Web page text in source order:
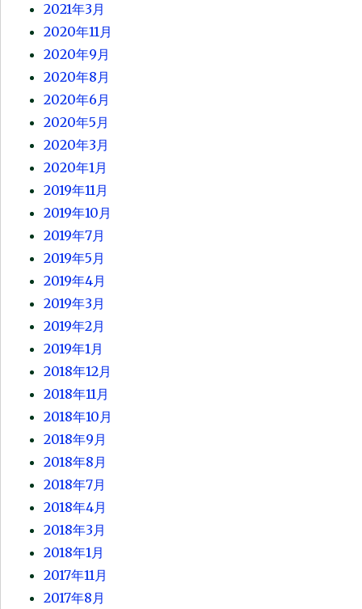
2021年3月
2020年11月
2020年9月
2020年8月
2020年6月
2020年5月
2020年3月
2020年1月
2019年11月
2019年10月
2019年7月
2019年5月
2019年4月
2019年3月
2019年2月
2019年1月
2018年12月
2018年11月
2018年10月
2018年9月
2018年8月
2018年7月
2018年4月
2018年3月
2018年1月
2017年11月
2017年8月